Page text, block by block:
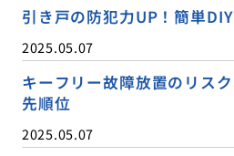
引き戸の防犯力UP！簡単
2025.05.07
キーフリー故障放置のリス
先順位
2025.05.07